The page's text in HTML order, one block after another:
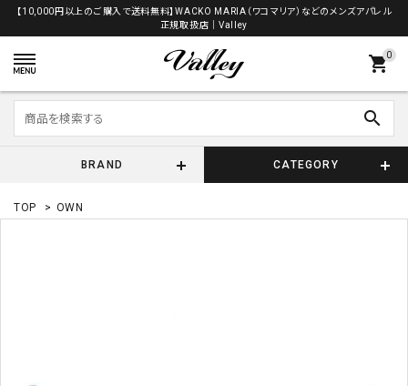
【10,000円以上のご購入で送料無料】WACKO MARIA（ワコマリア）などのメンズアパレル
正規取扱店│Valley
0
shopping_cart
search
BRAND CATEGORY
TOP > OWN